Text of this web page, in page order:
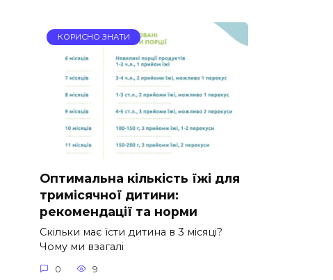
КОРИСНО ЗНАТИ
Оптимальна кількість їжі для
тримісячної дитини:
рекомендації та норми
Скільки має їсти дитина в 3 місяці?
Чому ми взагалі
0 9